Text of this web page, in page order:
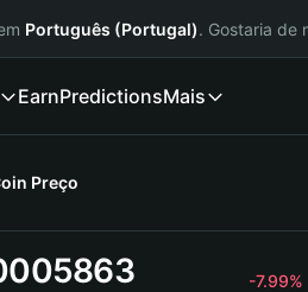
Português (Portugal). Gostaria de
EarnPredictionsMais
Preço
-7.99%